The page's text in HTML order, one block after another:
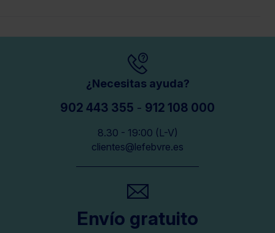
¿Necesitas ayuda?
902 443 355 - 912 108 000
8.30 - 19:00 (L-V)
clientes@lefebvre.es
Envío gratuito